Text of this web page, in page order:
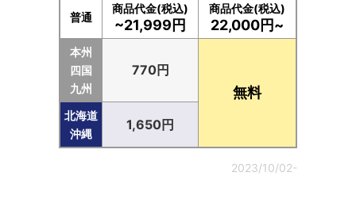
普通
商品代金(税込)
~21,999円
商品代金(税込)
22,000円~
本州
四国
九州
770円
無料
北海道
沖縄
1,650円
2023/10/02-